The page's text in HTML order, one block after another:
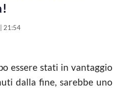
21:54
essere stati in vantaggio
dalla fine, sarebbe uno